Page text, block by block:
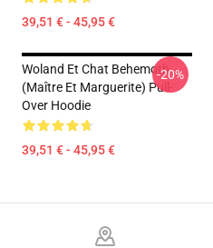
39,51 € - 45,95 €
Woland Et Chat Behemoth
(Maître Et Marguerite) Pull-
Over Hoodie
39,51 € - 45,95 €
-20%